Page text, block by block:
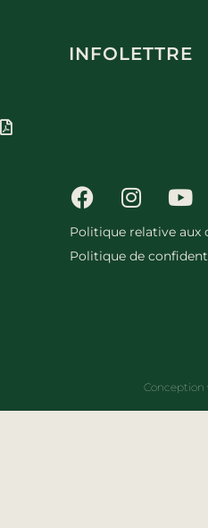
INFOLETTRE
Politique relative aux
Politique de
Conception